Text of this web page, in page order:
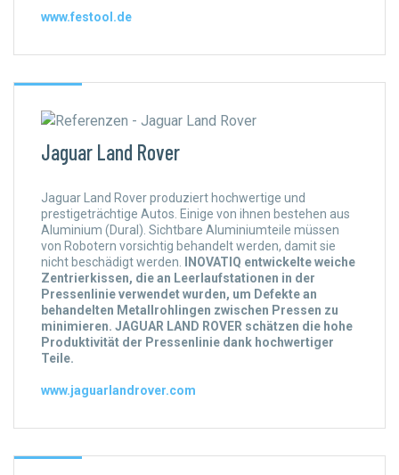
www.festool.de
Jaguar Land Rover
Jaguar Land Rover produziert hochwertige und
prestigeträchtige Autos. Einige von ihnen bestehen aus
Aluminium (Dural). Sichtbare Aluminiumteile müssen
von Robotern vorsichtig behandelt werden, damit sie
nicht beschädigt werden. INOVATIQ entwickelte weiche
Zentrierkissen, die an Leerlaufstationen in der
Pressenlinie verwendet wurden, um Defekte an
behandelten Metallrohlingen zwischen Pressen zu
minimieren. JAGUAR LAND ROVER schätzen die hohe
Produktivität der Pressenlinie dank hochwertiger
Teile.
www.jaguarlandrover.com